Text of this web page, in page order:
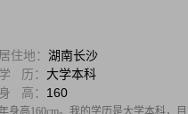
居住地： 湖南长沙
学 历： 大学本科
身 高： 160
身高160cm。我的学历是大学本科，